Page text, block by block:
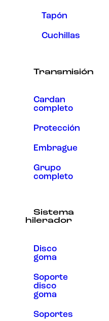
Tapón
Cuchillas
Transmisión
Cardan
completo
Protección
Embrague
Grupo
completo
Sistema
hilerador
Disco
goma
Soporte
disco
goma
Soportes